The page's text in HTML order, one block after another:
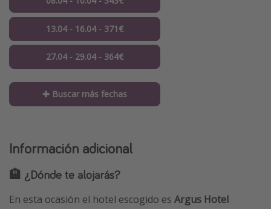
13.04 - 16.04 - 371€
27.04 - 29.04 - 364€
✚ Buscar más fechas
Información adicional
🏨 ¿Dónde te alojarás?
En esta ocasión el hotel escogido es Argus Hotel